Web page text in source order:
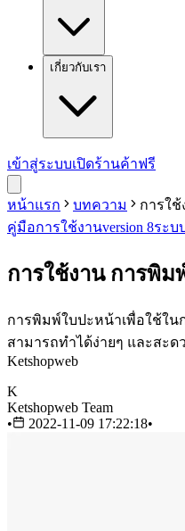
เกี่ยวกับเรา
เข้าสู่ระบบเปิดร้านค้าฟรี
หน้าแรก บทความ
การใ
คู่มือการใช้งานversion 8ระบ
การใช้งาน การพิ
การพิมพ์ใบปะหน้าเพื่อใช้ใน
สามารถทำได้ง่ายๆ และสะด
Ketshopweb
K
Ketshopweb Team
•
2022-11-09 17:22:18•